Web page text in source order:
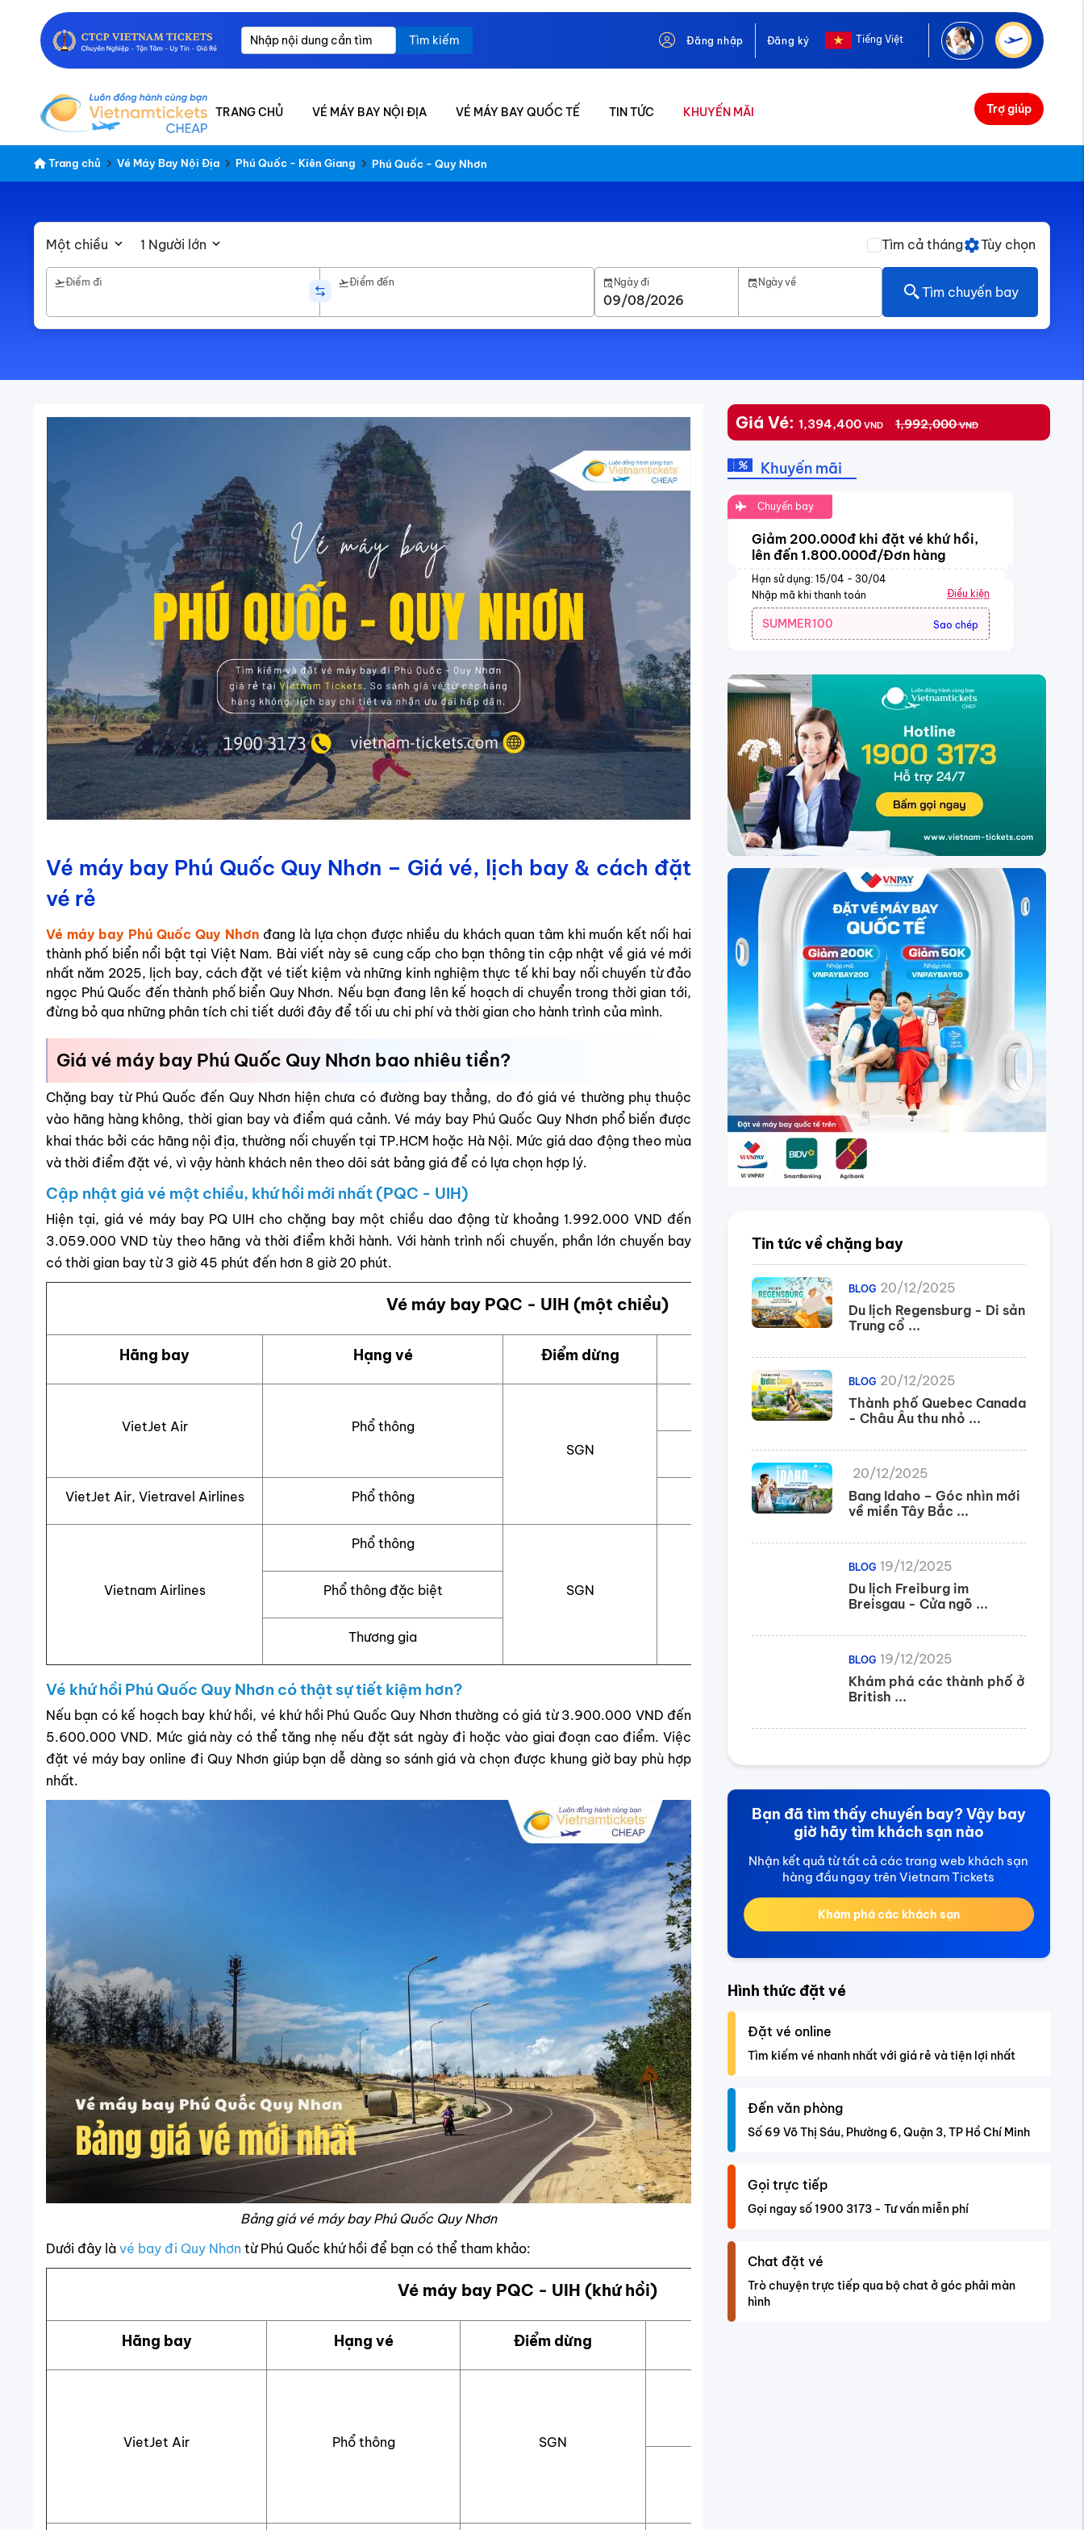
Tìm kiếm Đăng nhập Đăng ký Tiếng Việt
TRANG CHỦ VÉ MÁY BAY NỘI ĐỊA VÉ MÁY BAY QUỐC TẾ TIN TỨC KHUYẾN MÃI Trợ giúp
Trang chủ Vé Máy Bay Nội Địa Phú Quốc - Kiên Giang Phú Quốc - Quy Nhơn
Một chiều 1 Người lớn Tìm cả tháng Tùy chọn
Điểm đi Điểm đến Ngày đi Ngày về
Tìm chuyến bay
Vé máy bay Phú Quốc Quy Nhơn – Giá vé, lịch bay & cách đặt
vé rẻ
Vé máy bay Phú Quốc Quy Nhơn đang là lựa chọn được nhiều du khách quan tâm khi muốn kết nối hai
thành phố biển nổi bật tại Việt Nam. Bài viết này sẽ cung cấp cho bạn thông tin cập nhật về giá vé mới
nhất năm 2025, lịch bay, cách đặt vé tiết kiệm và những kinh nghiệm thực tế khi bay nối chuyến từ đảo
ngọc Phú Quốc đến thành phố biển Quy Nhơn. Nếu bạn đang lên kế hoạch di chuyển trong thời gian tới,
đừng bỏ qua những phân tích chi tiết dưới đây để tối ưu chi phí và thời gian cho hành trình của mình.
Giá vé máy bay Phú Quốc Quy Nhơn bao nhiêu tiền?
Chặng bay từ Phú Quốc đến Quy Nhơn hiện chưa có đường bay thẳng, do đó giá vé thường phụ thuộc
vào hãng hàng không, thời gian bay và điểm quá cảnh. Vé máy bay Phú Quốc Quy Nhơn phổ biến được
khai thác bởi các hãng nội địa, thường nối chuyến tại TP.HCM hoặc Hà Nội. Mức giá dao động theo mùa
và thời điểm đặt vé, vì vậy hành khách nên theo dõi sát bảng giá để có lựa chọn hợp lý.
Cập nhật giá vé một chiều, khứ hồi mới nhất (PQC - UIH)
Hiện tại, giá vé máy bay PQ UIH cho chặng bay một chiều dao động từ khoảng 1.992.000 VND đến
3.059.000 VND tùy theo hãng và thời điểm khởi hành. Với hành trình nối chuyến, phần lớn chuyến bay
có thời gian bay từ 3 giờ 45 phút đến hơn 8 giờ 20 phút.
Vé máy bay PQC - UIH (một chiều)
Hãng bay Hạng vé Điểm dừng Thời gian bay Giá vé
VietJet Air
Phổ thông
SGN
8h 20m 1.992.000
3h 45m 2.162.084
VietJet Air, Vietravel Airlines Phổ thông 3h 45m 2.632.765
Vietnam Airlines
Phổ thông
SGN
3.059.000
Phổ thông đặc biệt 4.501.000
Thương gia 12.794.446
Vé khứ hồi Phú Quốc Quy Nhơn có thật sự tiết kiệm hơn?
Nếu bạn có kế hoạch bay khứ hồi, vé khứ hồi Phú Quốc Quy Nhơn thường có giá từ 3.900.000 VND đến
5.600.000 VND. Mức giá này có thể tăng nhẹ nếu đặt sát ngày đi hoặc vào giai đoạn cao điểm. Việc
đặt vé máy bay online đi Quy Nhơn giúp bạn dễ dàng so sánh giá và chọn được khung giờ bay phù hợp
nhất.
Bảng giá vé máy bay Phú Quốc Quy Nhơn
Dưới đây là vé bay đi Quy Nhơn từ Phú Quốc khứ hồi để bạn có thể tham khảo:
Vé máy bay PQC - UIH (khứ hồi)
Hãng bay Hạng vé Điểm dừng
VietJet Air Phổ thông SGN
Giá Vé: 1,394,400 VND 1,992,000 VND
Khuyến mãi
Chuyến bay
Giảm 200.000đ khi đặt vé khứ hồi,
lên đến 1.800.000đ/Đơn hàng
Hạn sử dụng: 15/04 - 30/04
Nhập mã khi thanh toán
Điều kiện
SUMMER100 Sao chép
Tin tức về chặng bay
BLOG 20/12/2025
Du lịch Regensburg - Di sản
Trung cổ ...
BLOG 20/12/2025
Thành phố Quebec Canada
- Châu Âu thu nhỏ ...
20/12/2025
Bang Idaho – Góc nhìn mới
về miền Tây Bắc ...
BLOG 19/12/2025
Du lịch Freiburg im
Breisgau - Cửa ngõ ...
BLOG 19/12/2025
Khám phá các thành phố ở
British ...
Bạn đã tìm thấy chuyến bay? Vậy bay
giờ hãy tìm khách sạn nào
Nhận kết quả từ tất cả các trang web khách sạn
hàng đầu ngay trên Vietnam Tickets
Khám phá các khách sạn
Hình thức đặt vé
Đặt vé online
Tìm kiếm vé nhanh nhất với giá rẻ và tiện lợi nhất
Đến văn phòng
Số 69 Võ Thị Sáu, Phường 6, Quận 3, TP Hồ Chí Minh
Gọi trực tiếp
Gọi ngay số 1900 3173 - Tư vấn miễn phí
Chat đặt vé
Trò chuyện trực tiếp qua bộ chat ở góc phải màn
hình